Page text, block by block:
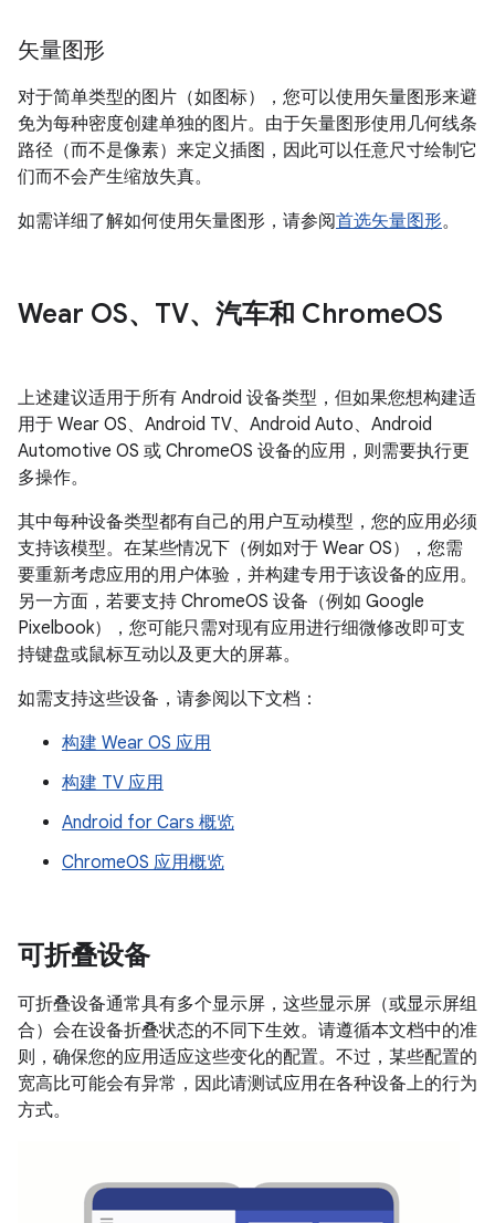
矢量图形
对于简单类型的图片（如图标），您可以使用矢量图形来避
免为每种密度创建单独的图片。由于矢量图形使用几何线条
路径（而不是像素）来定义插图，因此可以任意尺寸绘制它
们而不会产生缩放失真。
如需详细了解如何使用矢量图形，请参阅首选矢量图形。
Wear OS、TV、汽车和 ChromeOS
上述建议适用于所有 Android 设备类型，但如果您想构建适
用于 Wear OS、Android TV、Android Auto、Android
Automotive OS 或 ChromeOS 设备的应用，则需要执行更
多操作。
其中每种设备类型都有自己的用户互动模型，您的应用必须
支持该模型。在某些情况下（例如对于 Wear OS），您需
要重新考虑应用的用户体验，并构建专用于该设备的应用。
另一方面，若要支持 ChromeOS 设备（例如 Google
Pixelbook），您可能只需对现有应用进行细微修改即可支
持键盘或鼠标互动以及更大的屏幕。
如需支持这些设备，请参阅以下文档：
构建 Wear OS 应用
构建 TV 应用
Android for Cars 概览
ChromeOS 应用概览
可折叠设备
可折叠设备通常具有多个显示屏，这些显示屏（或显示屏组
合）会在设备折叠状态的不同下生效。请遵循本文档中的准
则，确保您的应用适应这些变化的配置。不过，某些配置的
宽高比可能会有异常，因此请测试应用在各种设备上的行为
方式。